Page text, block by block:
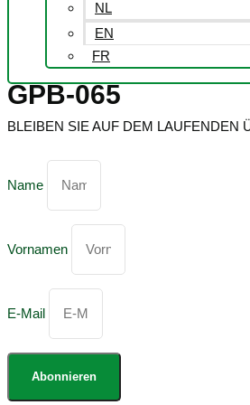
NL
EN
FR
GPB-065
BLEIBEN SIE AUF DEM LAUFENDEN
Name
Vornamen
E-Mail
Abonnieren